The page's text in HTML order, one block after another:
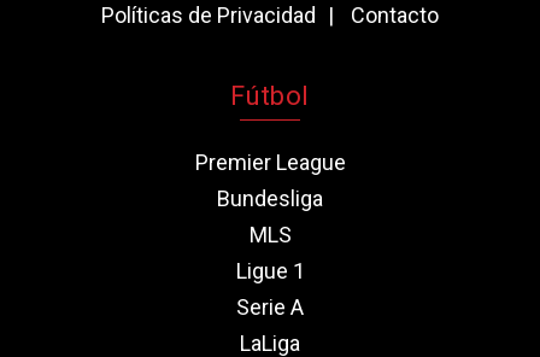
Políticas de Privacidad
Contacto
Fútbol
Premier League
Bundesliga
MLS
Ligue 1
Serie A
LaLiga